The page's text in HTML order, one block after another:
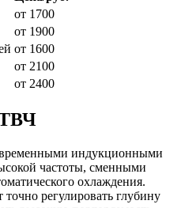
от 1700
от 1900
от 1600
от 2100
от 2400
ТВЧ
индукционными
частоты, сменными
охлаждения.
точно регулировать глубину